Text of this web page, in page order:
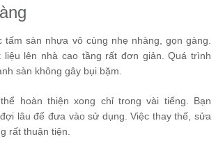
tấm sàn nhựa vô cùng nhẹ nhàng, gọn gàng.
liệu lên nhà cao tầng rất đơn giản. Quá trình
sàn không gây bụi bặm.
hoàn thiện xong chỉ trong vài tiếng. Bạn
lâu để đưa vào sử dụng. Việc thay thế, sửa
rất thuận tiện.